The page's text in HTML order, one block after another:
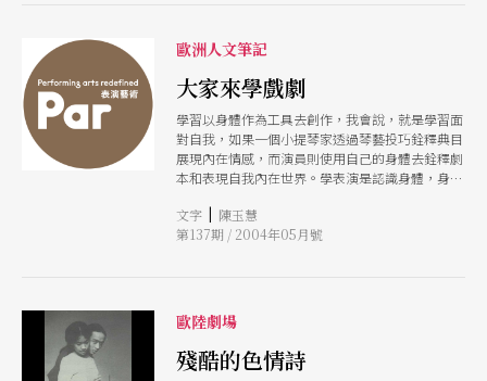
歐洲人文筆記
大家來學戲劇
學習以身體作為工具去創作，我會說，就是學習面
對自我，如果一個小提琴家透過琴藝投巧銓釋典目
展現內在情感，而演員則使用自己的身體去銓釋劇
本和表現自我內在世界。學表演是認識身體，身體
以自我身體拉出生活和思想的樂章。
文字 | 陳玉慧
第137期 / 2004年05月號
歐陸劇場
殘酷的色情詩